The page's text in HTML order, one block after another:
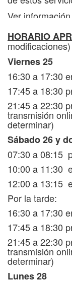
cambios
obstáculos.
mismos.
La virtud como
interpersonal.
esencial,
hacia nosotros
través de la
entusiasmo, la
Ver
HORARIO
modificaciones)
Viernes 25
16:30 a 17:30
17:45 a 18:30
21:45 a 22:30
transmisión
determinar)
Sábado 26 y
07:30 a 08:15
10:00 a 11:30
12:00 a 13:15
Por la tarde:
16:30 a 17:30
17:45 a 18:30
21:45 a 22:30
transmisión
determinar)
Lunes 28